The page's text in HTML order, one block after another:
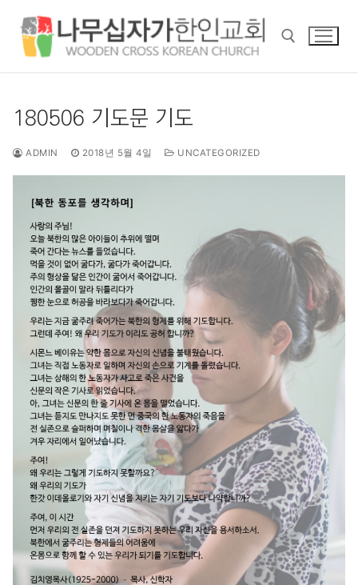
180506 기도문 기도
ADMIN 2018년 5월 4일 UNCATEGORIZED